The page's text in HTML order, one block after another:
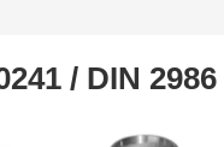
/ DIN 2986